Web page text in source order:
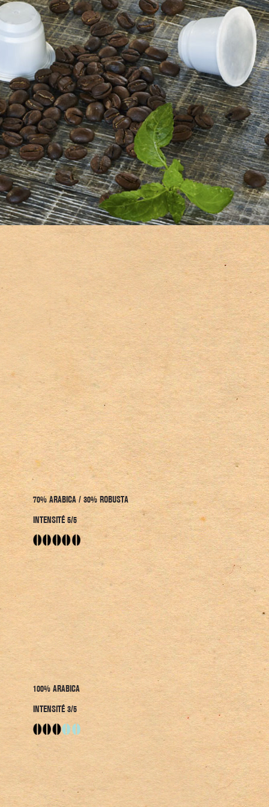
70% ARABICA / 30% ROBUSTA
INTENSITÉ 5/5
100% ARABICA
INTENSITÉ 3/5